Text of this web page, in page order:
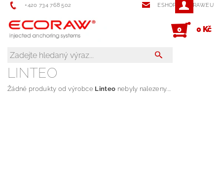
+420 734 768 502 ESHOP@ECORAW.EU
0 0 Kč
LINTEO
Žádné produkty od výrobce Linteo nebyly nalezeny....